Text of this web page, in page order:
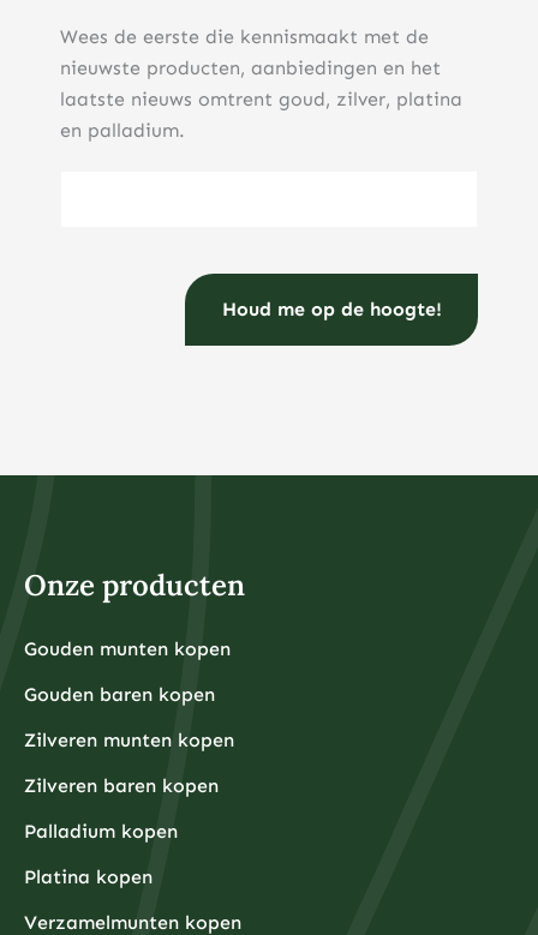
Wees de eerste die kennismaakt met de
nieuwste producten, aanbiedingen en het
laatste nieuws omtrent goud, zilver, platina
en palladium.
Onze producten
Gouden munten kopen
Gouden baren kopen
Zilveren munten kopen
Zilveren baren kopen
Palladium kopen
Platina kopen
Verzamelmunten kopen